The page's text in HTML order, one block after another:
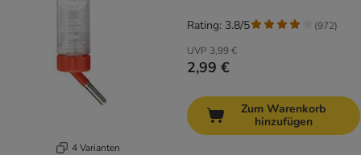
4 Varianten
UVP 3,99 €
2,99 €
Rating: 3.8/5 (972)
Zum Warenkorb
hinzufügen